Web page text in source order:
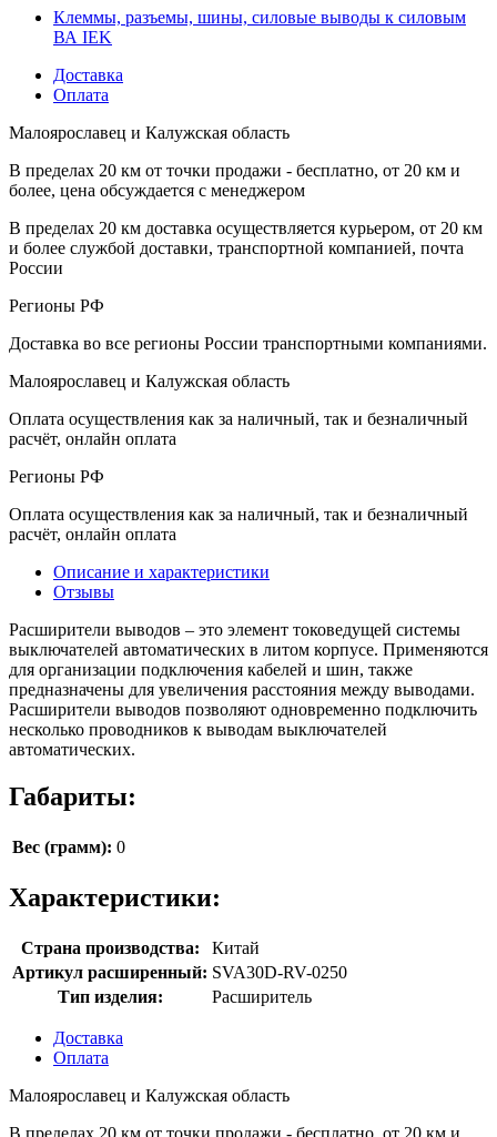
Клеммы, разъемы, шины, силовые выводы к силовым
ВА IEK
Доставка
Оплата
Малоярославец и Калужская область
В пределах 20 км от точки продажи - бесплатно, от 20 км и
более, цена обсуждается с менеджером
В пределах 20 км доставка осуществляется курьером, от 20 км
и более службой доставки, транспортной компанией, почта
России
Регионы РФ
Доставка во все регионы России транспортными компаниями.
Малоярославец и Калужская область
Оплата осуществления как за наличный, так и безналичный
расчёт, онлайн оплата
Регионы РФ
Оплата осуществления как за наличный, так и безналичный
расчёт, онлайн оплата
Описание и характеристики
Отзывы
Расширители выводов – это элемент токоведущей системы
выключателей автоматических в литом корпусе. Применяются
для организации подключения кабелей и шин, также
предназначены для увеличения расстояния между выводами.
Расширители выводов позволяют одновременно подключить
несколько проводников к выводам выключателей
автоматических.
Габариты:
Вес (грамм): 0
Характеристики:
Страна производства:
Китай
Артикул расширенный: SVA30D-RV-0250
Тип изделия:
Расширитель
Доставка
Оплата
Малоярославец и Калужская область
В пределах 20 км от точки продажи - бесплатно, от 20 км и